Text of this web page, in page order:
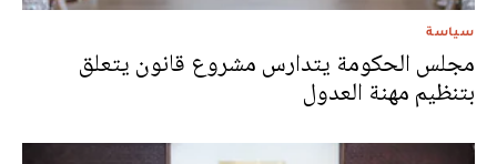
سياسة
مجلس الحكومة يتدارس مشروع قانون يتعلق
بتنظيم مهنة العدول